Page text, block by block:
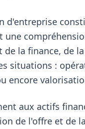
d'entreprise
une
de la finance, de
situations :
encore
aux actifs
de l'offre et de